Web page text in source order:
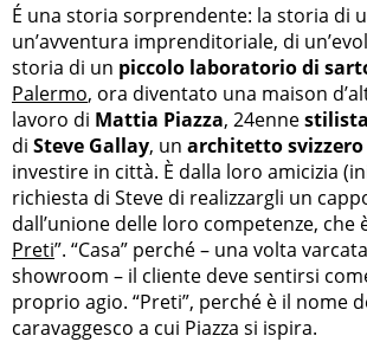
É una storia sorprendente: la storia di
un’avventura imprenditoriale, di
storia di un piccolo laboratorio di
Palermo, ora diventato una maison
lavoro di Mattia Piazza, 24enne
di Steve Gallay, un architetto svizzero
investire in città. È dalla loro amicizia
richiesta di Steve di realizzargli un
dall’unione delle loro competenze, che
Preti”. “Casa” perché – una volta
showroom – il cliente deve sentirsi
proprio agio. “Preti”, perché è il nome
caravaggesco a cui Piazza si ispira.